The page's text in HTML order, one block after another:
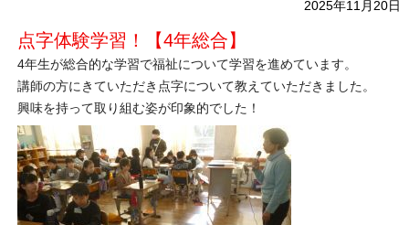
2025年11月20日
点字体験学習！【4年総合】
4年生が総合的な学習で福祉について学習を進めています。
講師の方にきていただき点字について教えていただきました。
興味を持って取り組む姿が印象的でした！